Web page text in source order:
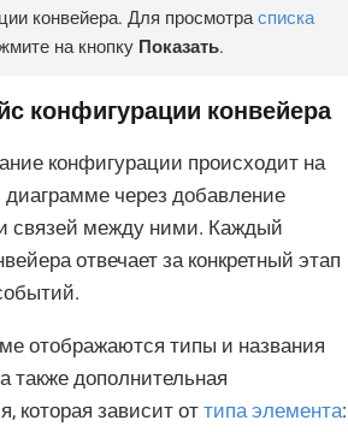
конвейера. Для просмотрасписка
на кнопку Показать.
конфигурации конвейера
конфигурации происходит на
диаграмме через добавление
связей между ними. Каждый
отвечает за конкретный этап
отображаются типы и названия
также дополнительная
которая зависит от типа элемента: